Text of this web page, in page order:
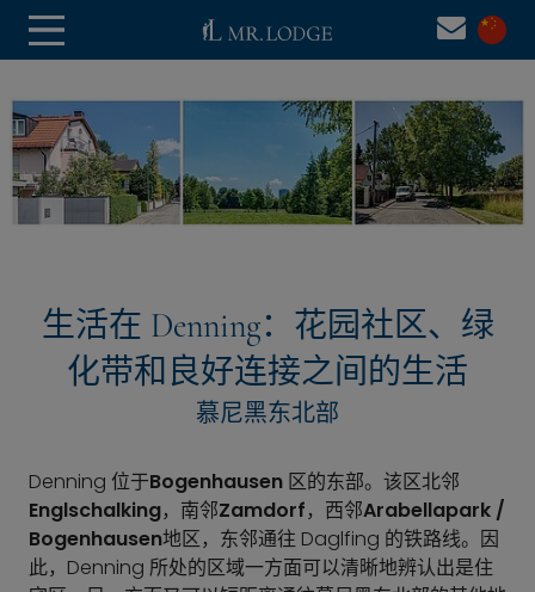
生活在 Denning：花园社区、绿
化带和良好连接之间的生活
慕尼黑东北部
Denning 位于Bogenhausen 区的东部。该区北邻
Englschalking，南邻Zamdorf，西邻Arabellapark /
Bogenhausen地区，东邻通往 Daglfing 的铁路线。因
此，Denning 所处的区域一方面可以清晰地辨认出是住